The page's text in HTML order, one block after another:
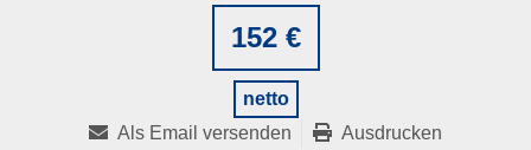
152 €
netto
Als Email versenden Ausdrucken